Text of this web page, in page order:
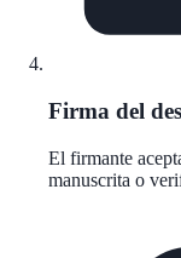
Firma del
El firmante
manuscrita o